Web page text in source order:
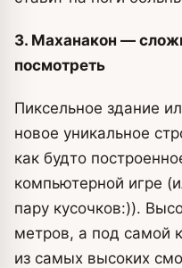
3. Маханакон —
посмотреть
Пиксельное здание
новое уникальное
как будто
компьютерной игре
пару кусочков:)).
метров, а под самой
из самых высоких